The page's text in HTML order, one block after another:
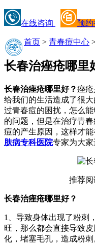
在线咨询 预
首页 > 青春痘中心
长春治痤疮哪里
长春治痤疮哪里好？痤疮
给我们的生活造成了很
过青春痘的困扰，怎么
的问题，但是在治疗青
痘的产生原因，这样才
肤病专科医院专家为大家
推荐阅
长春治痤疮哪里好？
1、导致身体出现了粉刺
旺，那么都会直接导致
化，堵塞毛孔，造成粉